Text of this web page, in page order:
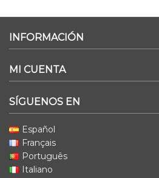
INFORMACIÓN
MI CUENTA
SÍGUENOS EN
Español
Français
Português
Italiano